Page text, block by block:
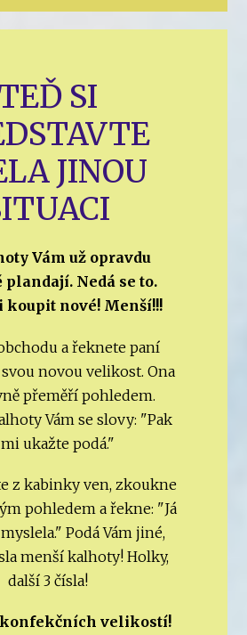
SI
JINOU
Vám už opravdu
plandají. Nedá se to.
koupit nové! Menší!!!
a řeknete paní
novou velikost. Ona
přeměří pohledem.
Vám se slovy: "Pak
ukažte podá."
z kabinky ven, zkoukne
pohledem a řekne: "Já
Podá Vám jiné,
menší kalhoty! Holky,
další 3 čísla!
konfekčních velikostí!